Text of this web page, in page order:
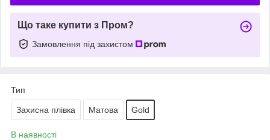
Що таке купити з Пром?
Замовлення під захистом
Тип
Захисна плівка Матова Gold
В наявності